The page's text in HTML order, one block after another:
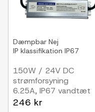
Dæmpbar Nej
IP klassifikation IP67
150W / 24V DC
strømforsyning
6.25A, IP67 vandtæt
246 kr